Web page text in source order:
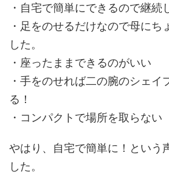
・自宅で簡単にできるので継続
・足をのせるだけなので母にち
した。
・座ったままできるのがいい
・手をのせれば二の腕のシェイ
る！
・コンパクトで場所を取らない
やはり、自宅で簡単に！という
した。